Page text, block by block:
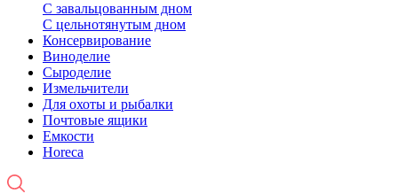
С завальцованным дном
С цельнотянутым дном
Консервирование
Виноделие
Сыроделие
Измельчители
Для охоты и рыбалки
Почтовые ящики
Емкости
Horeca